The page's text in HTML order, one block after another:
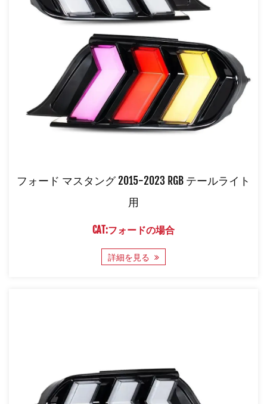
フォード マスタング 2015-2023 RGB テールライト
用
CAT:フォードの場合
詳細を見る